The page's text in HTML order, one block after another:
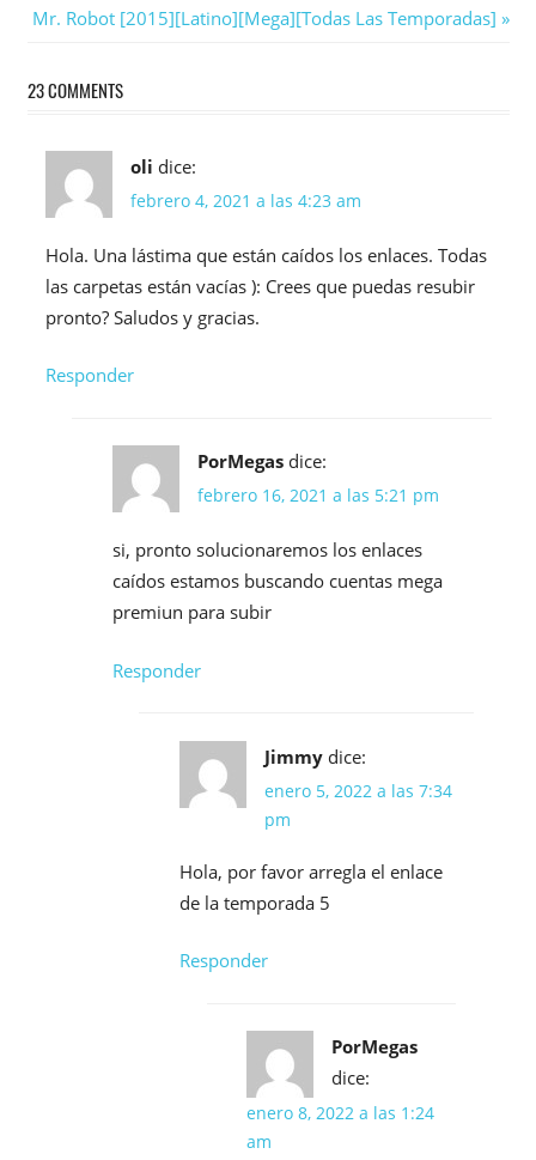
Next
Mr. Robot [2015][Latino][Mega][Todas Las Temporadas]
23 COMMENTS
oli dice:
febrero 4, 2021 a las 4:23 am
Hola. Una lástima que están caídos los enlaces. Todas
las carpetas están vacías ): Crees que puedas resubir
pronto? Saludos y gracias.
Responder
PorMegas dice:
febrero 16, 2021 a las 5:21 pm
si, pronto solucionaremos los enlaces
caídos estamos buscando cuentas mega
premiun para subir
Responder
Jimmy dice:
enero 5, 2022 a las 7:34
pm
Hola, por favor arregla el enlace
de la temporada 5
Responder
PorMegas
dice:
enero 8, 2022 a las 1:24
am